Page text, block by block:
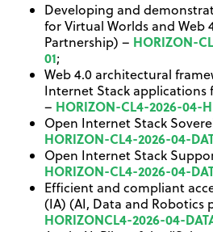
Developing and
for Virtual Worlds and Web
Partnership) – HORIZON-
01;
Web 4.0 architectural
Internet Stack applications
– HORIZON-CL4-2026-04-
Open Internet Stack
HORIZON-CL4-2026-04-
Open Internet Stack
HORIZON-CL4-2026-04-
Efficient and compliant
(IA) (AI, Data and Robotics
HORIZONCL4-2026-04-